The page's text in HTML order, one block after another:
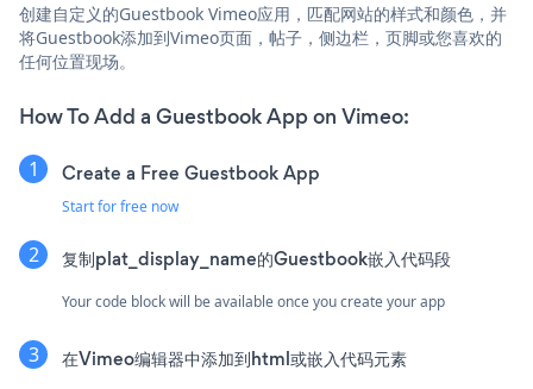
创建自定义的Guestbook Vimeo应用，匹配网站的样式和颜色，并
将Guestbook添加到Vimeo页面，帖子，侧边栏，页脚或您喜欢的
任何位置现场。
How To Add a Guestbook App on Vimeo:
Create a Free Guestbook App
Start for free now
复制plat_display_name的Guestbook嵌入代码段
Your code block will be available once you create your app
在Vimeo编辑器中添加到html或嵌入代码元素